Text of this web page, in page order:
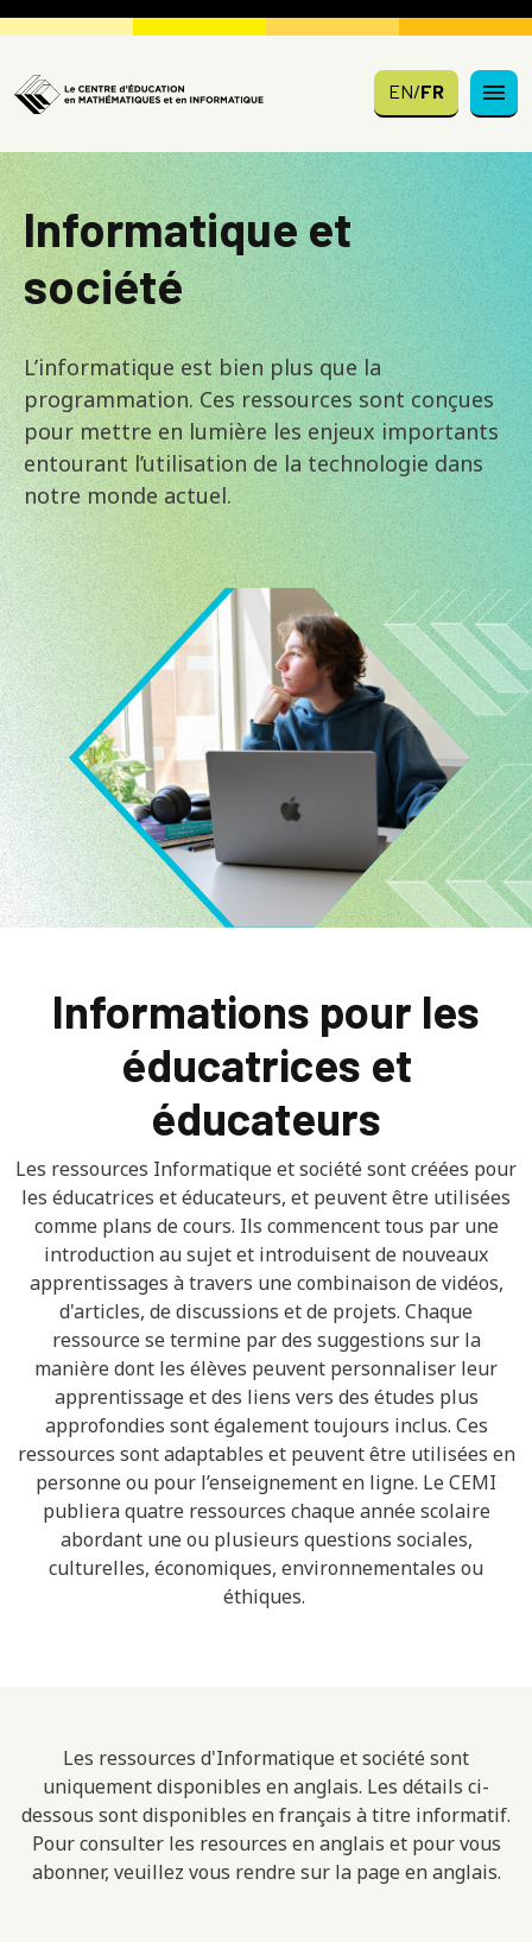
Skip to main content
EN/FR
Informatique et
société
L’informatique est bien plus que la
programmation. Ces ressources sont conçues
pour mettre en lumière les enjeux importants
entourant l’utilisation de la technologie dans
notre monde actuel.
Image
Informations pour les
éducatrices et
éducateurs
Les ressources Informatique et société sont créées pour
les éducatrices et éducateurs, et peuvent être utilisées
comme plans de cours. Ils commencent tous par une
introduction au sujet et introduisent de nouveaux
apprentissages à travers une combinaison de vidéos,
d'articles, de discussions et de projets. Chaque
ressource se termine par des suggestions sur la
manière dont les élèves peuvent personnaliser leur
apprentissage et des liens vers des études plus
approfondies sont également toujours inclus. Ces
ressources sont adaptables et peuvent être utilisées en
personne ou pour l’enseignement en ligne. Le CEMI
publiera quatre ressources chaque année scolaire
abordant une ou plusieurs questions sociales,
culturelles, économiques, environnementales ou
éthiques.
Les ressources d'Informatique et société sont
uniquement disponibles en anglais. Les détails ci-
dessous sont disponibles en français à titre informatif.
Pour consulter les resources en anglais et pour vous
abonner, veuillez vous rendre sur la page en anglais.